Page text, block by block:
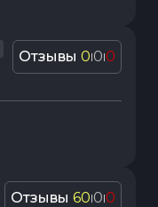
Отзывы 0|0|0
Отзывы 60|0|0